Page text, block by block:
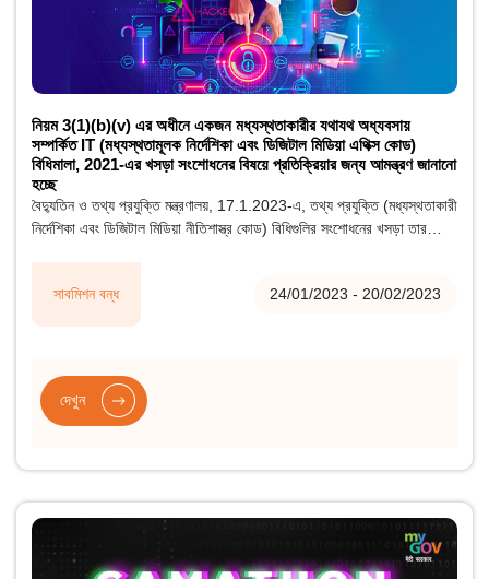
সাবমিশন বন্ধ 24/01/2023 - 20/02/2023
নিয়ম 3(1)(b)(v) এর অধীনে একজন মধ্যস্থতাকারীর যথাযথ অধ্যবসায়
সম্পর্কিত IT (মধ্যস্থতামূলক নির্দেশিকা এবং ডিজিটাল মিডিয়া এথিক্স কোড)
বিধিমালা, 2021-এর খসড়া সংশোধনের বিষয়ে প্রতিক্রিয়ার জন্য আমন্ত্রণ জানানো
হচ্ছে
বৈদ্যুতিন ও তথ্য প্রযুক্তি মন্ত্রণালয়, 17.1.2023-এ, তথ্য প্রযুক্তি (মধ্যস্থতাকারী
নির্দেশিকা এবং ডিজিটাল মিডিয়া নীতিশাস্ত্র কোড) বিধিগুলির সংশোধনের খসড়া তার
থেকে প্রতিক্রিয়া আহ্বান করা হচ্ছে। স্টেকহোল্ডারদের কাছ থেকে প্রাপ্ত অনুরোধের
প্রতিক্রিয়ায়, মন্ত্রক এই সংশোধনীর উপর মন্তব্য পাওয়ার শেষ তারিখ 20.2.2023
দেখুন